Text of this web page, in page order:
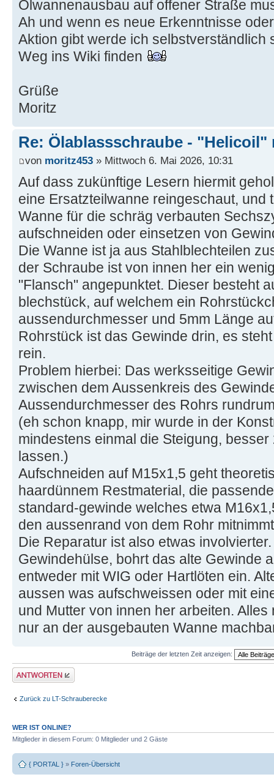
Ölwannenausbau auf offener Straße
Ah und wenn es neue Erkenntnisse
Aktion gibt werde ich selbstverständlich
Weg ins Wiki finden
Grüße
Moritz
Re: Ölablassschraube - "Helicoil"
von moritz453 » Mittwoch 6. Mai 2026, 10:31
Auf dass zukünftige Lesern hiermit
eine Ersatzteilwanne reingeschaut, und
Wanne für die schräg verbauten
aufschneiden oder einsetzen von
Die Wanne ist ja aus Stahlblechteilen
der Schraube ist von innen her ein
"Flansch" angepunktet. Dieser besteht
blechstück, auf welchem ein
aussendurchmesser und 5mm Länge
Rohrstück ist das Gewinde drin, es
rein.
Problem hierbei: Das werksseitige
zwischen dem Aussenkreis des
Aussendurchmesser des Rohrs
(eh schon knapp, mir wurde in der
mindestens einmal die Steigung,
lassen.)
Aufschneiden auf M15x1,5 geht
haardünnem Restmaterial, die
standard-gewinde welches etwa
den aussenrand von dem Rohr
Die Reparatur ist also etwas
Gewindehülse, bohrt das alte Gewinde
entweder mit WIG oder Hartlöten ein.
aussen was aufschweissen oder mit
und Mutter von innen her arbeiten.
nur an der ausgebauten Wanne
Beiträge der letzten Zeit anzeigen:
Antwort erstellen
Zurück zu LT-Schrauberecke
WER IST ONLINE?
Mitglieder in diesem Forum: 0 Mitglieder und 2 Gäste
{ PORTAL } » Foren-Übersicht